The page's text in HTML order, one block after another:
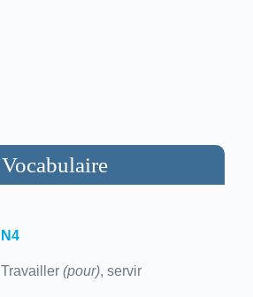
Vocabulaire
N4
Travailler (pour), servir